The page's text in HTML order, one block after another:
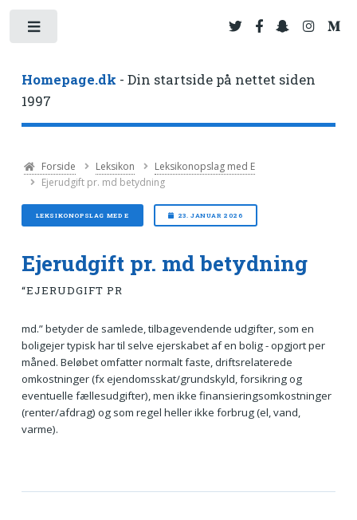
Homepage.dk - Din startside på nettet siden
1997
Forside Leksikon
Leksikonopslag med E
Ejerudgift pr. md betydning
LEKSIKONOPSLAG MED E 23. JANUAR 2026
Ejerudgift pr. md betydning
“EJERUDGIFT PR
md.” betyder de samlede, tilbagevendende udgifter, som en
boligejer typisk har til selve ejerskabet af en bolig - opgjort per
måned. Beløbet omfatter normalt faste, driftsrelaterede
omkostninger (fx ejendomsskat/grundskyld, forsikring og
eventuelle fællesudgifter), men ikke finansieringsomkostninger
(renter/afdrag) og som regel heller ikke forbrug (el, vand,
varme).